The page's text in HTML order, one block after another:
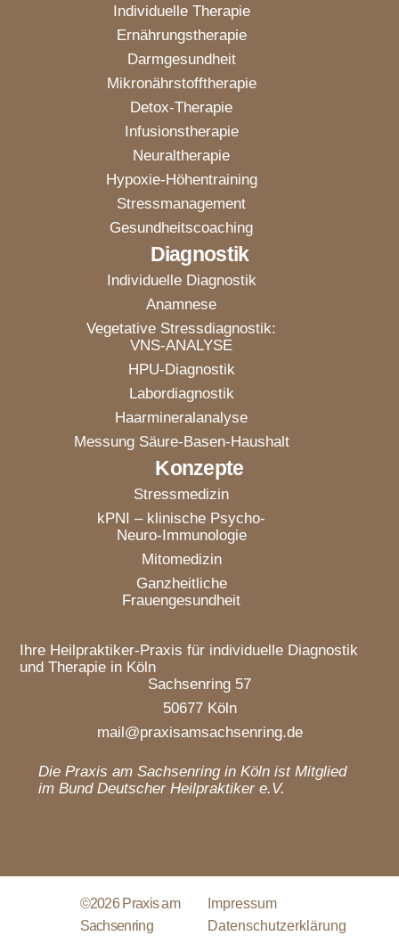
Ihre Heilpraktiker-Praxis für individuelle Diagnostik
und Therapie in Köln
Sachsenring 57
50677 Köln
mail@praxisamsachsenring.de
Die Praxis am Sachsenring in Köln ist Mitglied
im Bund Deutscher Heilpraktiker e.V.
Konzepte
Stressmedizin
kPNI – klinische Psycho-
Neuro-Immunologie
Mitomedizin
Ganzheitliche
Frauengesundheit
Diagnostik
Individuelle Diagnostik
Anamnese
Vegetative Stressdiagnostik:
VNS-ANALYSE
HPU-Diagnostik
Labordiagnostik
Haarmineralanalyse
Messung Säure-Basen-Haushalt
Individuelle Therapie
Ernährungstherapie
Darmgesundheit
Mikronährstofftherapie
Detox-Therapie
Infusionstherapie
Neuraltherapie
Hypoxie-Höhentraining
Stressmanagement
Gesundheitscoaching
©2026 Praxis am
Sachsenring
Impressum
Datenschutzerklärung